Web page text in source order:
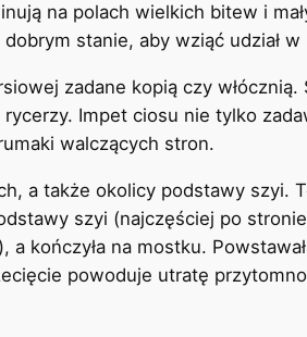
na polach wielkich bitew i
stanie, aby wziąć udział
zadane kopią czy włócznią.
Impet ciosu nie tylko
walczących stron.
a także okolicy podstawy szyi.
szyi (najczęściej po
kończyła na mostku.
powoduje utratę